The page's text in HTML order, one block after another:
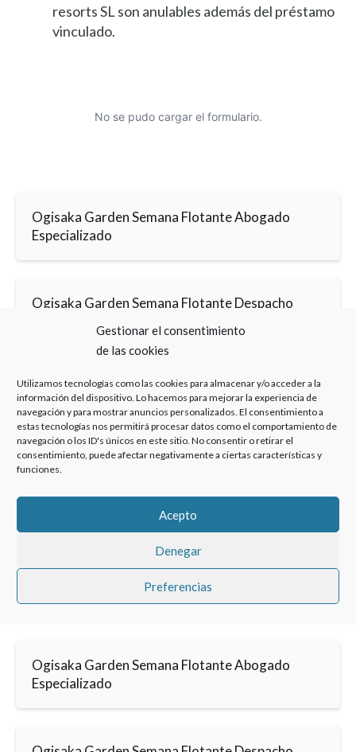
Gestionar el consentimiento
de las cookies
Utilizamos tecnologías como las cookies para almacenar y/o acceder a la
información del dispositivo. Lo hacemos para mejorar la experiencia de
navegación y para mostrar anuncios personalizados. El consentimiento a
estas tecnologías nos permitirá procesar datos como el comportamiento de
navegación o los ID's únicos en este sitio. No consentir o retirar el
consentimiento, puede afectar negativamente a ciertas características y
funciones.
Acepto
Denegar
Preferencias
resorts SL son anulables además del préstamo
vinculado.
No se pudo cargar el formulario.
Ogisaka Garden Semana Flotante Abogado
Especializado
Ogisaka Garden Semana Flotante Despacho
Haz clic para aceptar cookies de marketing y
permitir este contenido
Ogisaka Garden Semana Flotante Abogado
Especializado